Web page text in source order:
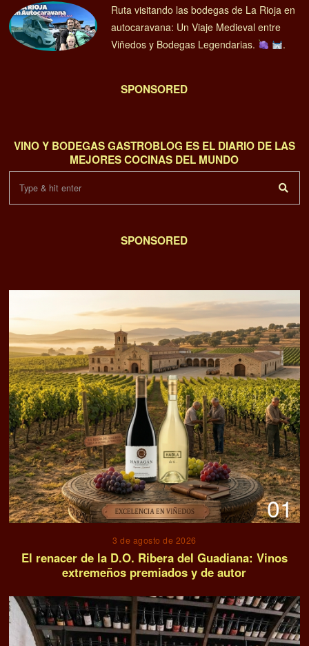
Ruta visitando las bodegas de La Rioja en
autocaravana: Un Viaje Medieval entre
Viñedos y Bodegas Legendarias.
.
SPONSORED
VINO Y BODEGAS GASTROBLOG ES EL DIARIO DE LAS
MEJORES COCINAS DEL MUNDO
SPONSORED
01
3 de agosto de 2026
El renacer de la D.O. Ribera del Guadiana: Vinos
extremeños premiados y de autor